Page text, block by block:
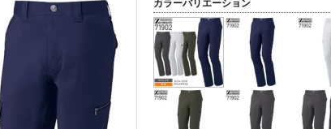
カラーバリエーション